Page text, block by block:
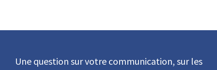
Une question sur votre communication, sur les